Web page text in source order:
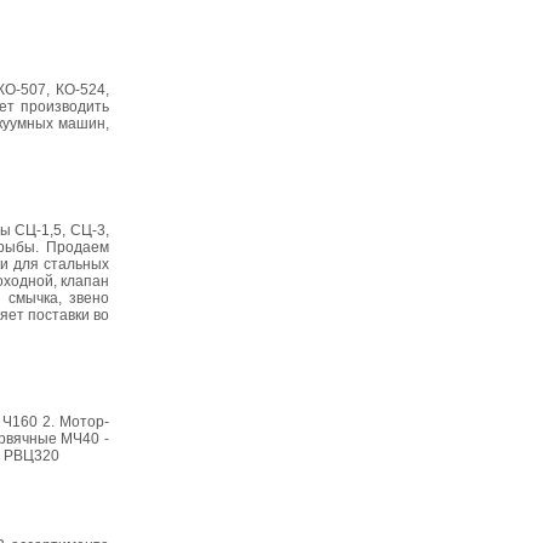
507, КО-524,
производить
машин,
СЦ-1,5, СЦ-3,
Продаем
для стальных
клапан
смычка, звено
поставки во
2. Мотор-
МЧ40 -
РВЦ320